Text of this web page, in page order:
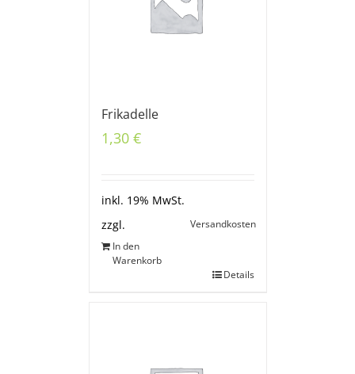
Frikadelle
1,30 €
inkl. 19% MwSt.
zzgl.
Versandkosten
In den
Warenkorb
Details